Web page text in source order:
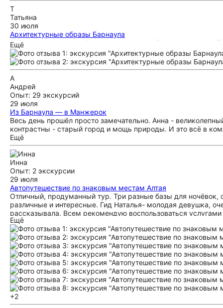
Т
Татьяна
30 июля
Архитектурные образы Барнаула
Отличная экскурсия. Оксана очень подробно рассказала о
отличной и очень познавательный. Рекомендую.
Ещё
А
Андрей
Опыт: 29 экскурсий
29 июля
Из Барнаула — в Манжерок
Весь день прошёл просто замечательно. Анна -
контрастны - старый город и мощь природы. И это всё в
Ещё
Инна
Опыт: 2 экскурсии
29 июля
Автопутешествие по знаковым местам Алтая
Отличный, продуманный тур. Три разные базы для ночёвок,
различные и интересные. Гид Наталья- молодая девушка,
рассказывала. Всем рекомендую воспользоваться
Ещё
+2